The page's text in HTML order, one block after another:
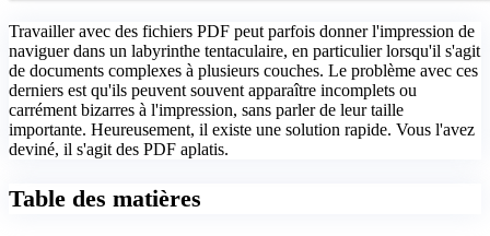
Travailler avec des fichiers PDF peut parfois donner l'impression de
naviguer dans un labyrinthe tentaculaire, en particulier lorsqu'il s'agit
de documents complexes à plusieurs couches. Le problème avec ces
derniers est qu'ils peuvent souvent apparaître incomplets ou
carrément bizarres à l'impression, sans parler de leur taille
importante. Heureusement, il existe une solution rapide. Vous l'avez
deviné, il s'agit des PDF aplatis.
Table des matières